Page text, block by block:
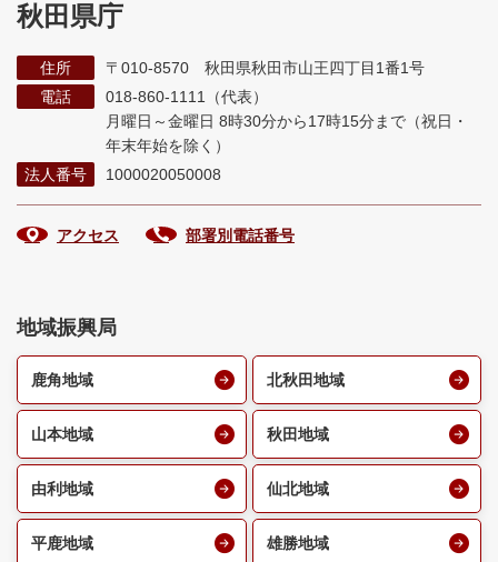
秋田県庁
住所
〒010-8570 秋田県秋田市山王四丁目1番1号
電話
018-860-1111（代表）
月曜日～金曜日 8時30分から17時15分まで （祝日・
年末年始を除く）
法人番号
1000020050008
アクセス 部署別電話番号
地域振興局
鹿角地域 北秋田地域
山本地域 秋田地域
由利地域 仙北地域
平鹿地域 雄勝地域